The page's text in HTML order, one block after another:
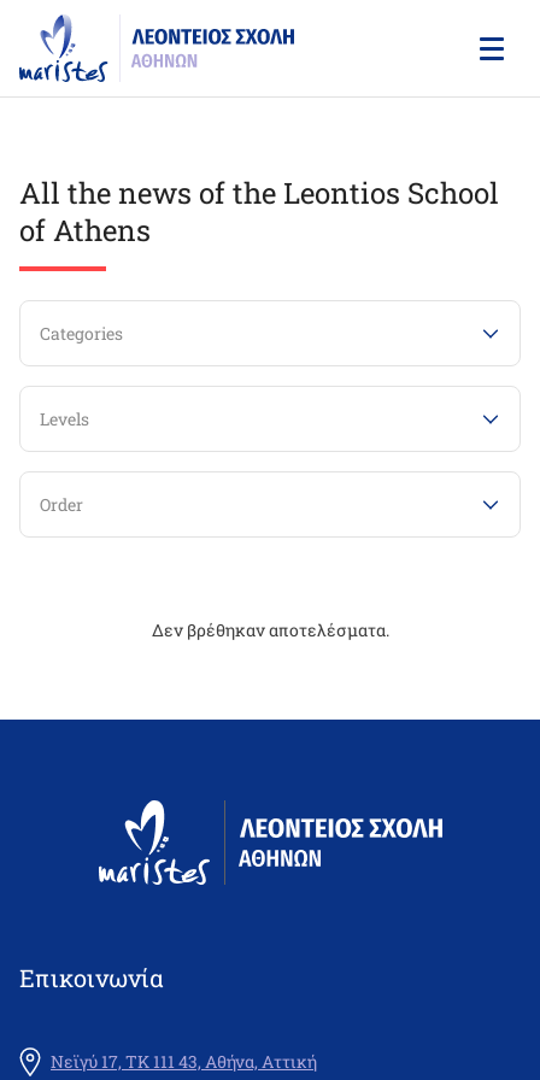
main
content
All the news of the Leontios School
of Athens
Categories
Levels
Order
Δεν βρέθηκαν αποτελέσματα.
Επικοινωνία
Νεϊγύ 17, ΤΚ 111 43, Αθήνα, Αττική